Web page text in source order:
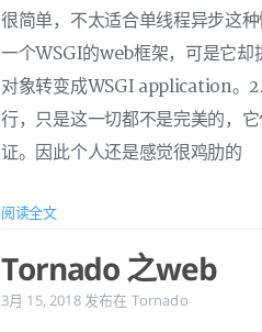
很简单，不太适合单线程异步这
一个WSGI的web框架，可是它
对象转变成WSGI application
行，只是这一切都不是完美的，
证。因此个人还是感觉很鸡肋的
阅读全文
Tornado 之web
3月 15, 2018 发布在 Tornado